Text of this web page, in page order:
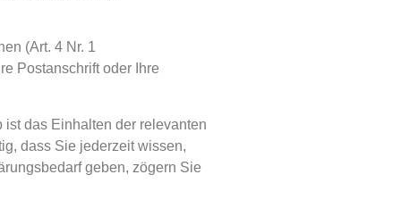
(Art. 4 Nr. 1
Postanschrift oder Ihre
das Einhalten der relevanten
dass Sie jederzeit wissen,
geben, zögern Sie